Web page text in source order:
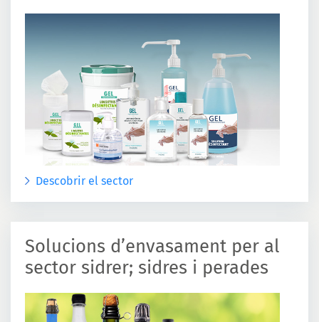
Descobrir el sector
Solucions d’envasament per al
sector sidrer; sidres i perades